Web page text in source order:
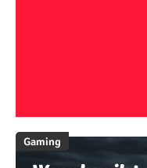
Gaming